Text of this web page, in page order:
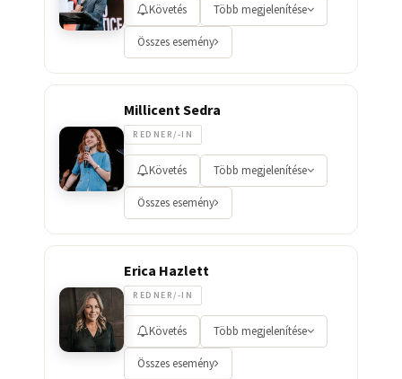
Követés Több megjelenítése
Összes esemény
Millicent Sedra
REDNER/-IN
Követés Több megjelenítése
Összes esemény
Erica Hazlett
REDNER/-IN
Követés Több megjelenítése
Összes esemény